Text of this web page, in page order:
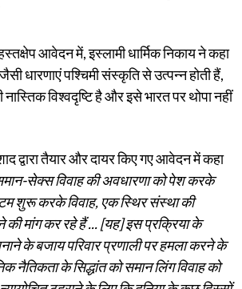
आवेदन में, इस्लामी धार्मिक निकाय ने कहा
धारणाएं पश्चिमी संस्कृति से उत्पन्न होती हैं,
विश्वदृष्टि है और इसे भारत पर थोपा नहीं
द्वारा तैयार और दायर किए गए आवेदन में कहा
सेक्स विवाह की अवधारणा को पेश करके
शुरू करके विवाह, एक स्थिर संस्था की
मांग कर रहे हैं ... [यह] इस प्रक्रिया के
के बजाय परिवार प्रणाली पर हमला करने के
नैतिकता के सिद्धांत को समान लिंग विवाह को